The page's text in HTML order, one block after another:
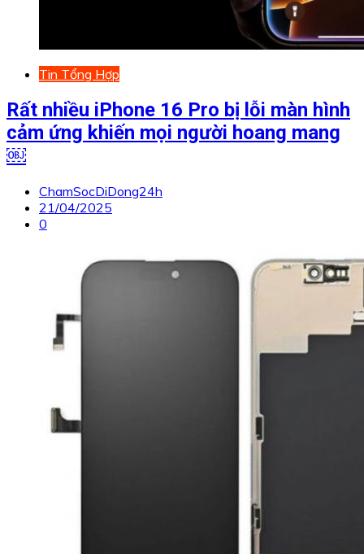
Tin Tổng Hợp
Rất nhiều iPhone 16 Pro bị lỗi màn hình
cảm ứng khiến mọi người hoang mang
￼
ChamSocDiDong24h
21/04/2025
0